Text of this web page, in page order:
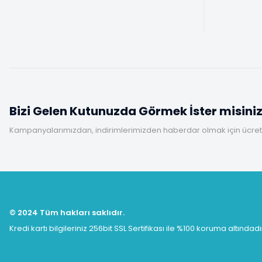
Bizi Gelen Kutunuzda Görmek İster
Kampanyalarımızdan, indirimlerimizden haberdar olmak için
© 2024 Tüm hakları saklıdır.
Kredi kartı bilgileriniz 256bit SSL Sertifikası ile %100 koruma